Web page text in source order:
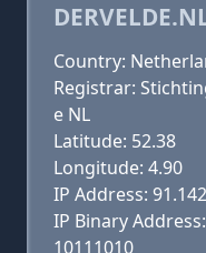
Country:
Registrar:
e NL
Latitude: 52.38
Longitude: 4.90
IP Address:
IP Binary
10111010